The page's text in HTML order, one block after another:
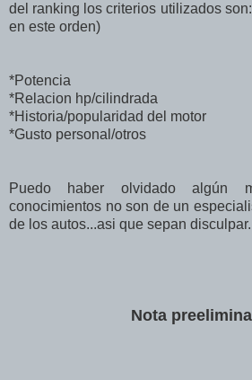
del ranking los criterios utilizados
en este orden)
*Potencia
*Relacion hp/cilindrada
*Historia/popularidad del motor
*Gusto personal/otros
Puedo haber olvidado algún
conocimientos no son de un
de los autos...asi que sepan
Nota